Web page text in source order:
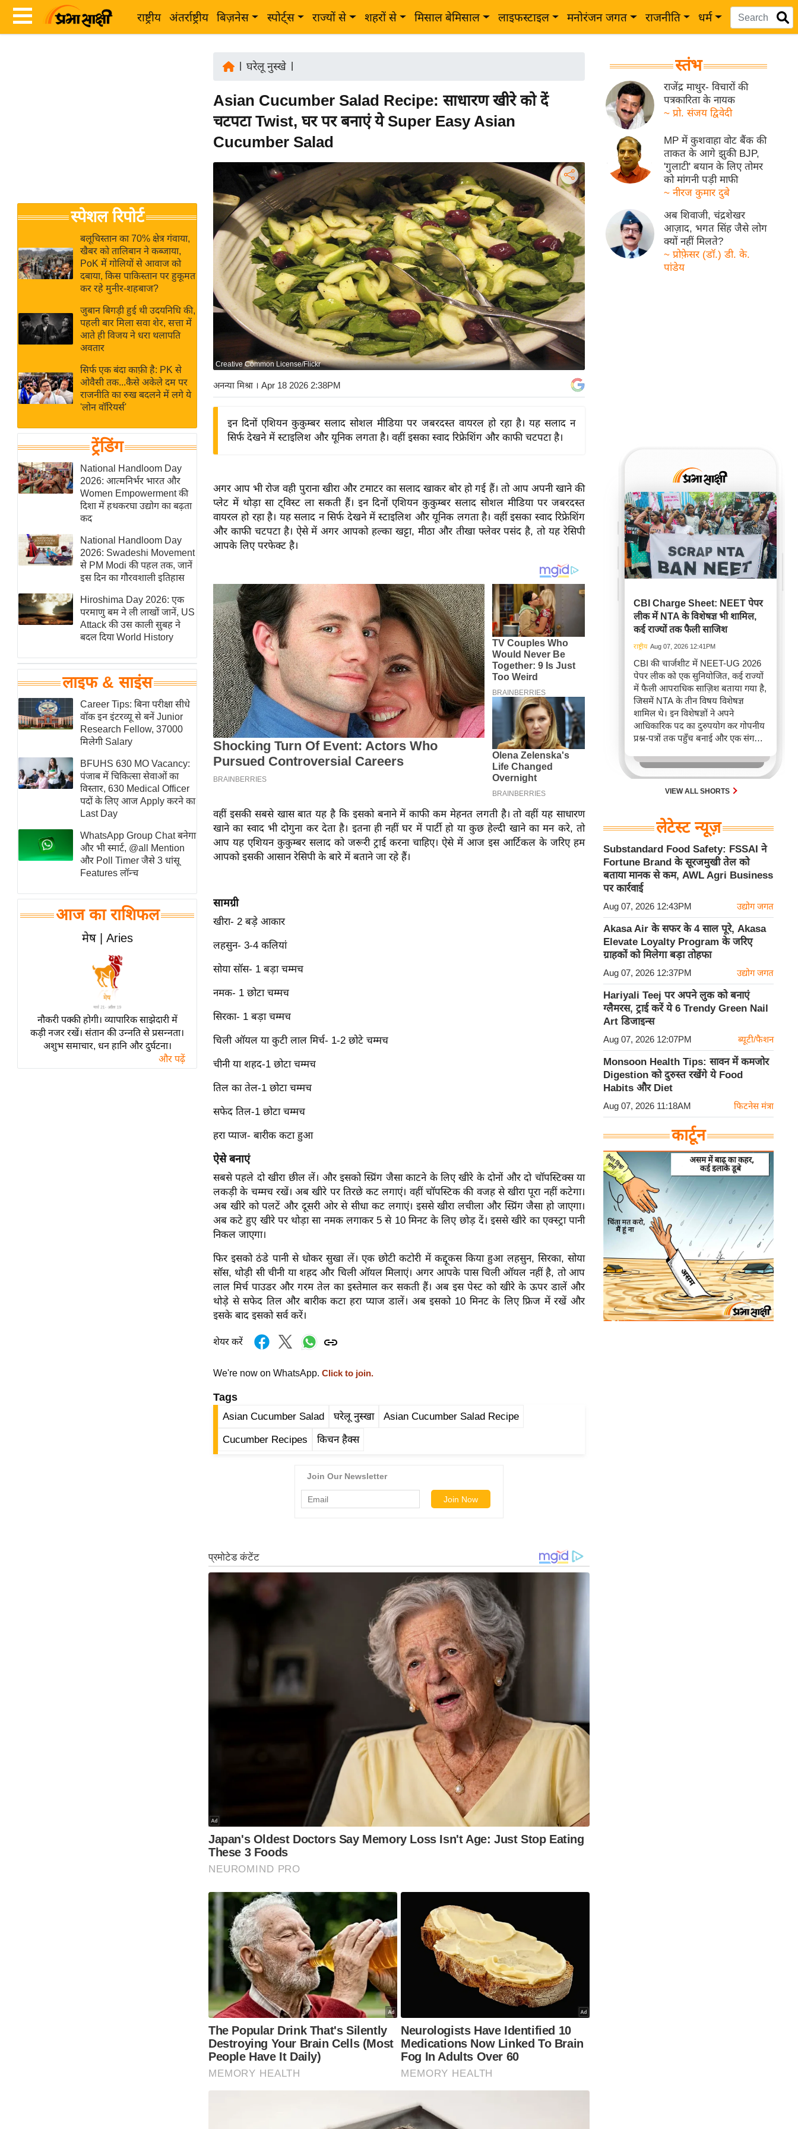
राष्ट्रीय अंतर्राष्ट्रीय बिज़नेस स्पोर्ट्स राज्यों से शहरों से मिसाल बेमिसाल लाइफस्टाइल मनोरंजन जगत राजनीति धर्म
Breaking
News in
Hindi
Hindi
Videos
जगत
राय
बजट
IPL
2026
ई-पेपर
मिसाल बेमिसाल
शख्सियत
यंग इंडिया
साहित्य जगत
ऑटो वर्ल्ड
न्यूज ब्रीफ
मनोरंजन जगत
बॉलीवुड
हॉलीवुड
फिल्म समीक्षा
Breaking
News
लाइफस्टाइल
टेक्नॉलॉजी
घरेलू नुस्खे
पर्यटन स्थल
फिटनेस मंत्रा
रिलेशनशिप
राजनीति
विश्लेषण
समसामयिक
मातृभूमि
एम.
आर.
आई.
समीक्षा
धर्म
ज्योतिष
त्योहार
राशिफल
विशेष
विश्लेषण
स्पेशल रिपोर्ट
बलूचिस्तान का 70% क्षेत्र गंवाया,
खैबर को तालिबान ने कब्जाया,
PoK में गोलियों से आवाज को
दबाया, किस पाकिस्तान पर हुकूमत
कर रहे मुनीर-शहबाज?
जुबान बिगड़ी हुई थी उदयनिधि की,
पहली बार मिला सवा शेर, सत्ता में
आते ही विजय ने धरा थलापति
अवतार
सिर्फ एक बंदा काफ़ी है: PK से
ओवैसी तक...कैसे अकेले दम पर
राजनीति का रुख बदलने में लगे ये
'लोन वॉरियर्स'
ट्रेंडिंग
National Handloom Day
2026: आत्मनिर्भर भारत और
Women Empowerment की
दिशा में हथकरघा उद्योग का बढ़ता
कद
National Handloom Day
2026: Swadeshi Movement
से PM Modi की पहल तक, जानें
इस दिन का गौरवशाली इतिहास
Hiroshima Day 2026: एक
परमाणु बम ने ली लाखों जानें, US
Attack की उस काली सुबह ने
बदल दिया World History
लाइफ & साइंस
Career Tips: बिना परीक्षा सीधे
वॉक इन इंटरव्यू से बनें Junior
Research Fellow, 37000
मिलेगी Salary
BFUHS 630 MO Vacancy:
पंजाब में चिकित्सा सेवाओं का
विस्तार, 630 Medical Officer
पदों के लिए आज Apply करने का
Last Day
WhatsApp Group Chat बनेगा
और भी स्मार्ट, @all Mention
और Poll Timer जैसे 3 धांसू
Features लॉन्च
आज का राशिफल
मेष | Aries
नौकरी पक्की होगी। व्यापारिक साझेदारी में
कड़ी नजर रखें। संतान की उन्नति से प्रसन्नता।
अशुभ समाचार, धन हानि और दुर्घटना।
और पढ़ें
घरेलू नुस्खे
Asian Cucumber Salad Recipe: साधारण खीरे को दें
चटपटा Twist, घर पर बनाएं ये Super Easy Asian
Cucumber Salad
Creative Common License/Flickr
अनन्या मिश्रा । Apr 18 2026 2:38PM
इन दिनों एशियन कुकुम्बर सलाद सोशल मीडिया पर जबरदस्त वायरल हो रहा है। यह सलाद न
सिर्फ देखने में स्टाइलिश और यूनिक लगता है। वहीं इसका स्वाद रिफ्रेशिंग और काफी चटपटा है।
अगर आप भी रोज वही पुराना खीरा और टमाटर का सलाद खाकर बोर हो गई हैं। तो आप अपनी खाने की
प्लेट में थोड़ा सा ट्विस्ट ला सकती हैं। इन दिनों एशियन कुकुम्बर सलाद सोशल मीडिया पर जबरदस्त
वायरल हो रहा है। यह सलाद न सिर्फ देखने में स्टाइलिश और यूनिक लगता है। वहीं इसका स्वाद रिफ्रेशिंग
और काफी चटपटा है। ऐसे में अगर आपको हल्का खट्टा, मीठा और तीखा फ्लेवर पसंद है, तो यह रेसिपी
आपके लिए परफेक्ट है।
वहीं इसकी सबसे खास बात यह है कि इसको बनाने में काफी कम मेहनत लगती है। तो वहीं यह साधारण
खाने का स्वाद भी दोगुना कर देता है। इतना ही नहीं घर में पार्टी हो या कुछ हेल्दी खाने का मन करे, तो
आप यह एशियन कुकुम्बर सलाद को जरूरी ट्राई करना चाहिए। ऐसे में आज इस आर्टिकल के जरिए हम
आपको इसकी आसान रेसिपी के बारे में बताने जा रहे हैं।
सामग्री
खीरा- 2 बड़े आकार
लहसुन- 3-4 कलियां
सोया सॉस- 1 बड़ा चम्मच
नमक- 1 छोटा चम्मच
सिरका- 1 बड़ा चम्मच
चिली ऑयल या कुटी लाल मिर्च- 1-2 छोटे चम्मच
चीनी या शहद-1 छोटा चम्मच
तिल का तेल-1 छोटा चम्मच
सफेद तिल-1 छोटा चम्मच
हरा प्याज- बारीक कटा हुआ
ऐसे बनाएं
सबसे पहले दो खीरा छील लें। और इसको स्प्रिंग जैसा काटने के लिए खीरे के दोनों और दो चॉपस्टिक्स या
लकड़ी के चम्मच रखें। अब खीरे पर तिरछे कट लगाएं। वहीं चॉपस्टिक की वजह से खीरा पूरा नहीं कटेगा।
अब खीरे को पलटें और दूसरी ओर से सीधा कट लगाएं। इससे खीरा लचीला और स्प्रिंग जैसा हो जाएगा।
अब कटे हुए खीरे पर थोड़ा सा नमक लगाकर 5 से 10 मिनट के लिए छोड़ दें। इससे खीरे का एक्स्ट्रा पानी
निकल जाएगा।
फिर इसको ठंडे पानी से धोकर सुखा लें। एक छोटी कटोरी में कद्दूकस किया हुआ लहसुन, सिरका, सोया
सॉस, थोड़ी सी चीनी या शहद और चिली ऑयल मिलाएं। अगर आपके पास चिली ऑयल नहीं है, तो आप
लाल मिर्च पाउडर और गरम तेल का इस्तेमाल कर सकती हैं। अब इस पेस्ट को खीरे के ऊपर डालें और
थोड़े से सफेद तिल और बारीक कटा हरा प्याज डालें। अब इसको 10 मिनट के लिए फ्रिज में रखें और
इसके बाद इसको सर्व करें।
शेयर करें
We're now on WhatsApp. Click to join.
Tags
Asian Cucumber Salad घरेलू नुस्खा Asian Cucumber Salad Recipe
Cucumber Recipes किचन हैक्स
स्तंभ
राजेंद्र माथुर- विचारों की
पत्रकारिता के नायक
~ प्रो. संजय द्विवेदी
MP में कुशवाहा वोट बैंक की
ताकत के आगे झुकी BJP,
'गुलाटी' बयान के लिए तोमर
को मांगनी पड़ी माफी
~ नीरज कुमार दुबे
अब शिवाजी, चंद्रशेखर
आज़ाद, भगत सिंह जैसे लोग
क्यों नहीं मिलते?
~ प्रोफ़ेसर (डॉ.) डी. के.
पांडेय
CBI Charge Sheet: NEET पेपर
लीक में NTA के विशेषज्ञ भी शामिल,
कई राज्यों तक फैली साजिश
राष्ट्रीय Aug 07, 2026 12:41PM
CBI की चार्जशीट में NEET-UG 2026
पेपर लीक को एक सुनियोजित, कई राज्यों
में फैली आपराधिक साज़िश बताया गया है,
जिसमें NTA के तीन विषय विशेषज्ञ
शामिल थे। इन विशेषज्ञों ने अपने
आधिकारिक पद का दुरुपयोग कर गोपनीय
प्रश्न-पत्रों तक पहुँच बनाई और एक संगठित
पहुँचाया। यह घटना NEET पेपर लीक की
गंभीरता और बड़े पैमाने पर धांधली को
VIEW ALL SHORTS
लेटेस्ट न्यूज़
Substandard Food Safety: FSSAI ने
Fortune Brand के सूरजमुखी तेल को
बताया मानक से कम, AWL Agri Business
पर कार्रवाई
Aug 07, 2026 12:43PM उद्योग जगत
Akasa Air के सफर के 4 साल पूरे, Akasa
Elevate Loyalty Program के जरिए
ग्राहकों को मिलेगा बड़ा तोहफा
Aug 07, 2026 12:37PM उद्योग जगत
Hariyali Teej पर अपने लुक को बनाएं
ग्लैमरस, ट्राई करें ये 6 Trendy Green Nail
Art डिजाइन्स
Aug 07, 2026 12:07PM ब्यूटी/फैशन
Monsoon Health Tips: सावन में कमजोर
Digestion को दुरुस्त रखेंगे ये Food
Habits और Diet
Aug 07, 2026 11:18AM फिटनेस मंत्रा
कार्टून